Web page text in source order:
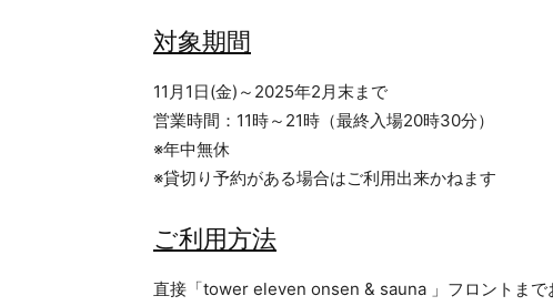
対象期間
11月1日(金)～2025年2月末まで
営業時間：11時～21時（最終入場20時30分）
※年中無休
※貸切り予約がある場合はご利用出来かねます
ご利用方法
直接「tower eleven onsen & sauna 」フロントま